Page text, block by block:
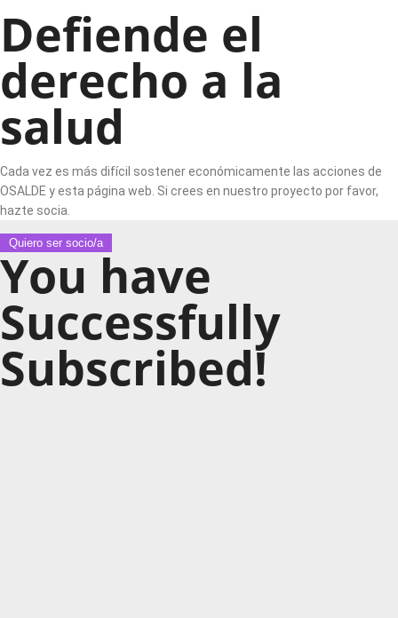
Defiende el
derecho a la
salud
Cada vez es más difícil sostener económicamente las acciones de
OSALDE y esta página web. Si crees en nuestro proyecto por favor,
hazte socia.
Quiero ser socio/a
You have
Successfully
Subscribed!